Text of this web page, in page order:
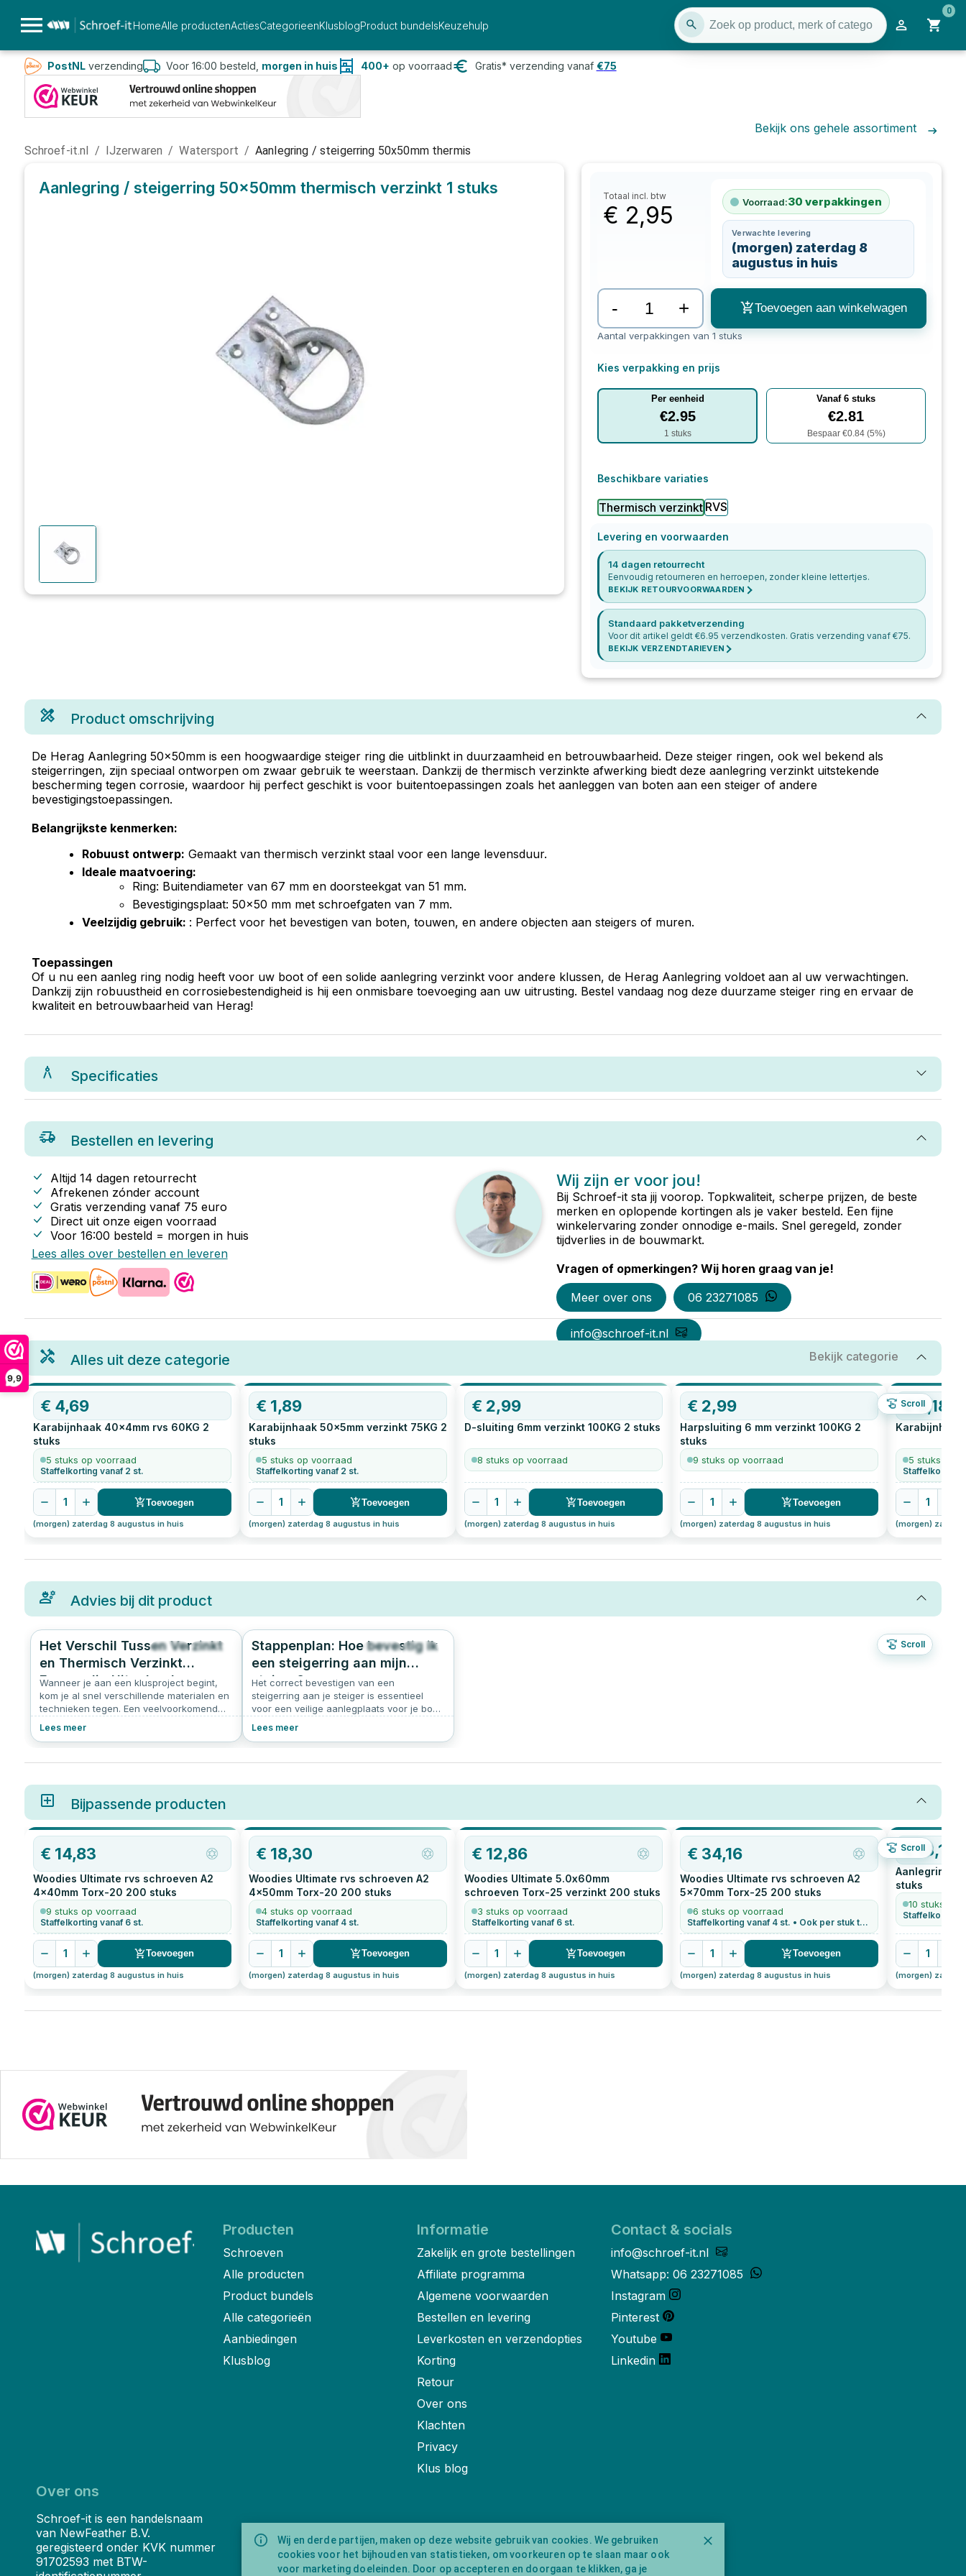
9,9
Wij en derde partijen, maken op deze website gebruik van cookies. We gebruiken
cookies voor het bijhouden van statistieken, om voorkeuren op te slaan maar ook
voor marketing doeleinden. Door op accepteren en doorgaan te klikken, ga je
HomeAlle productenActiesCategorieenKlusblogProduct bundelsKeuzehulp
0
PostNLverzending Voor 16:00 besteld, morgen in huis 400+ op voorraad Gratis* verzending vanaf €75
Bekijk ons gehele assortiment
Schroef-it.nl / IJzerwaren / Watersport / Aanlegring / steigerring 50x50mm thermis
Aanlegring / steigerring 50x50mm thermisch verzinkt 1 stuks Totaal incl. btw
€ 2,95 Voorraad:30 verpakkingen
Verwachte levering
(morgen) zaterdag 8
augustus in huis
- + Toevoegen aan winkelwagen
Aantal verpakkingen van 1 stuks
Kies verpakking en prijs
Per eenheid
€2.95
1 stuks
Vanaf6 stuks
€2.81
Bespaar €0.84(5%)
Beschikbare variaties
Thermisch verzinkt RVS
Levering en voorwaarden
14 dagen retourrecht
Eenvoudig retourneren en herroepen, zonder kleine lettertjes.
BEKIJK RETOURVOORWAARDEN
Standaard pakketverzending
Voor dit artikel geldt €6.95 verzendkosten. Gratis verzending vanaf €75.
BEKIJK VERZENDTARIEVEN
Product omschrijving
De Herag Aanlegring 50x50mm is een hoogwaardige steiger ring die uitblinkt in duurzaamheid en betrouwbaarheid. Deze steiger ringen, ook wel bekend als
steigerringen, zijn speciaal ontworpen om zwaar gebruik te weerstaan. Dankzij de thermisch verzinkte afwerking biedt deze aanlegring verzinkt uitstekende
bescherming tegen corrosie, waardoor hij perfect geschikt is voor buitentoepassingen zoals het aanleggen van boten aan een steiger of andere
bevestigingstoepassingen.
Belangrijkste kenmerken:
Robuust ontwerp: Gemaakt van thermisch verzinkt staal voor een lange levensduur.
Ideale maatvoering:
Ring: Buitendiameter van 67 mm en doorsteekgat van 51 mm.
Bevestigingsplaat: 50x50 mm met schroefgaten van 7 mm.
Veelzijdig gebruik: : Perfect voor het bevestigen van boten, touwen, en andere objecten aan steigers of muren.
Toepassingen
Of u nu een aanleg ring nodig heeft voor uw boot of een solide aanlegring verzinkt voor andere klussen, de Herag Aanlegring voldoet aan al uw verwachtingen.
Dankzij zijn robuustheid en corrosiebestendigheid is hij een onmisbare toevoeging aan uw uitrusting. Bestel vandaag nog deze duurzame steiger ring en ervaar de
kwaliteit en betrouwbaarheid van Herag!
Specificaties
Bestellen en levering
Altijd 14 dagen retourrecht
Afrekenen zónder account
Gratis verzending vanaf 75 euro
Direct uit onze eigen voorraad
Voor 16:00 besteld = morgen in huis
Lees alles over bestellen en leveren
Wij zijn er voor jou!
Bij Schroef-it sta jij voorop. Topkwaliteit, scherpe prijzen, de beste
merken en oplopende kortingen als je vaker besteld. Een fijne
winkelervaring zonder onnodige e-mails. Snel geregeld, zonder
tijdverlies in de bouwmarkt.
Vragen of opmerkingen? Wij horen graag van je!
Meer over ons
06 23271085
info@schroef-it.nl
Alles uit deze categorie Bekijk categorie
Scroll
€ 4,69
Karabijnhaak 40x4mm rvs 60KG 2
stuks
5 stuks op voorraad
Staffelkorting vanaf 2 st.
1 Toevoegen
(morgen) zaterdag 8 augustus in huis
€ 1,89
Karabijnhaak 50x5mm verzinkt 75KG 2
stuks
5 stuks op voorraad
Staffelkorting vanaf 2 st.
1 Toevoegen
(morgen) zaterdag 8 augustus in huis
€ 2,99
D-sluiting 6mm verzinkt 100KG 2 stuks
8 stuks op voorraad
1 Toevoegen
(morgen) zaterdag 8 augustus in huis
€ 2,99
Harpsluiting 6 mm verzinkt 100KG 2
stuks
9 stuks op voorraad
1 Toevoegen
(morgen) zaterdag 8 augustus in huis
€3,18
5 stuks op
Staffelkorting
1
(morgen)
Advies bij dit product
Scroll
688 4.6
Het Verschil Tussen Verzinkt
en Thermisch Verzinkt
Eenvoudig Uitgelegd
Wanneer je aan een klusproject begint,
kom je al snel verschillende materialen en
technieken tegen. Een veelvoorkomend
is "verzinken." Maar wat betekent dit
verzinkt en thermisch verzinkt staal? In dit
Lees meer
342 4.9
Stappenplan: Hoe bevestig ik
een steigerring aan mijn
steiger?
Het correct bevestigen van een
steigerring aan je steiger is essentieel
voor een veilige aanlegplaats voor je boot.
te zorgen dat de aanlegring stevig en
voorbereiding en gereedschap is dit een
Lees meer
Bijpassende producten
Scroll
€ 14,83
Woodies Ultimate rvs schroeven A2
4x40mm Torx-20 200 stuks
9 stuks op voorraad
Staffelkorting vanaf 6 st.
1 Toevoegen
(morgen) zaterdag 8 augustus in huis
€ 18,30
Woodies Ultimate rvs schroeven A2
4x50mm Torx-20 200 stuks
4 stuks op voorraad
Staffelkorting vanaf 4 st.
1 Toevoegen
(morgen) zaterdag 8 augustus in huis
€ 12,86
Woodies Ultimate 5.0x60mm
schroeven Torx-25 verzinkt 200 stuks
3 stuks op voorraad
Staffelkorting vanaf 6 st.
1 Toevoegen
(morgen) zaterdag 8 augustus in huis
€ 34,16
Woodies Ultimate rvs schroeven A2
5x70mm Torx-25 200 stuks
6 stuks op voorraad
Staffelkorting vanaf 4 st. • Ook per stuk te bestellen
1 Toevoegen
(morgen) zaterdag 8 augustus in huis
€13,12
Aanlegring /
stuks
10 stuks op
Staffelkorting
1
(morgen)
Producten
Schroeven
Alle producten
Product bundels
Alle categorieën
Aanbiedingen
Klusblog
Informatie
Zakelijk en grote bestellingen
Affiliate programma
Algemene voorwaarden
Bestellen en levering
Leverkosten en verzendopties
Korting
Retour
Over ons
Klachten
Privacy
Klus blog
Contact & socials
info@schroef-it.nl
Whatsapp: 06 23271085
Instagram
Pinterest
Youtube
Linkedin
Over ons
Schroef-it is een handelsnaam
van NewFeather B.V.
geregisteerd onder KVK nummer
91702593 met BTW-